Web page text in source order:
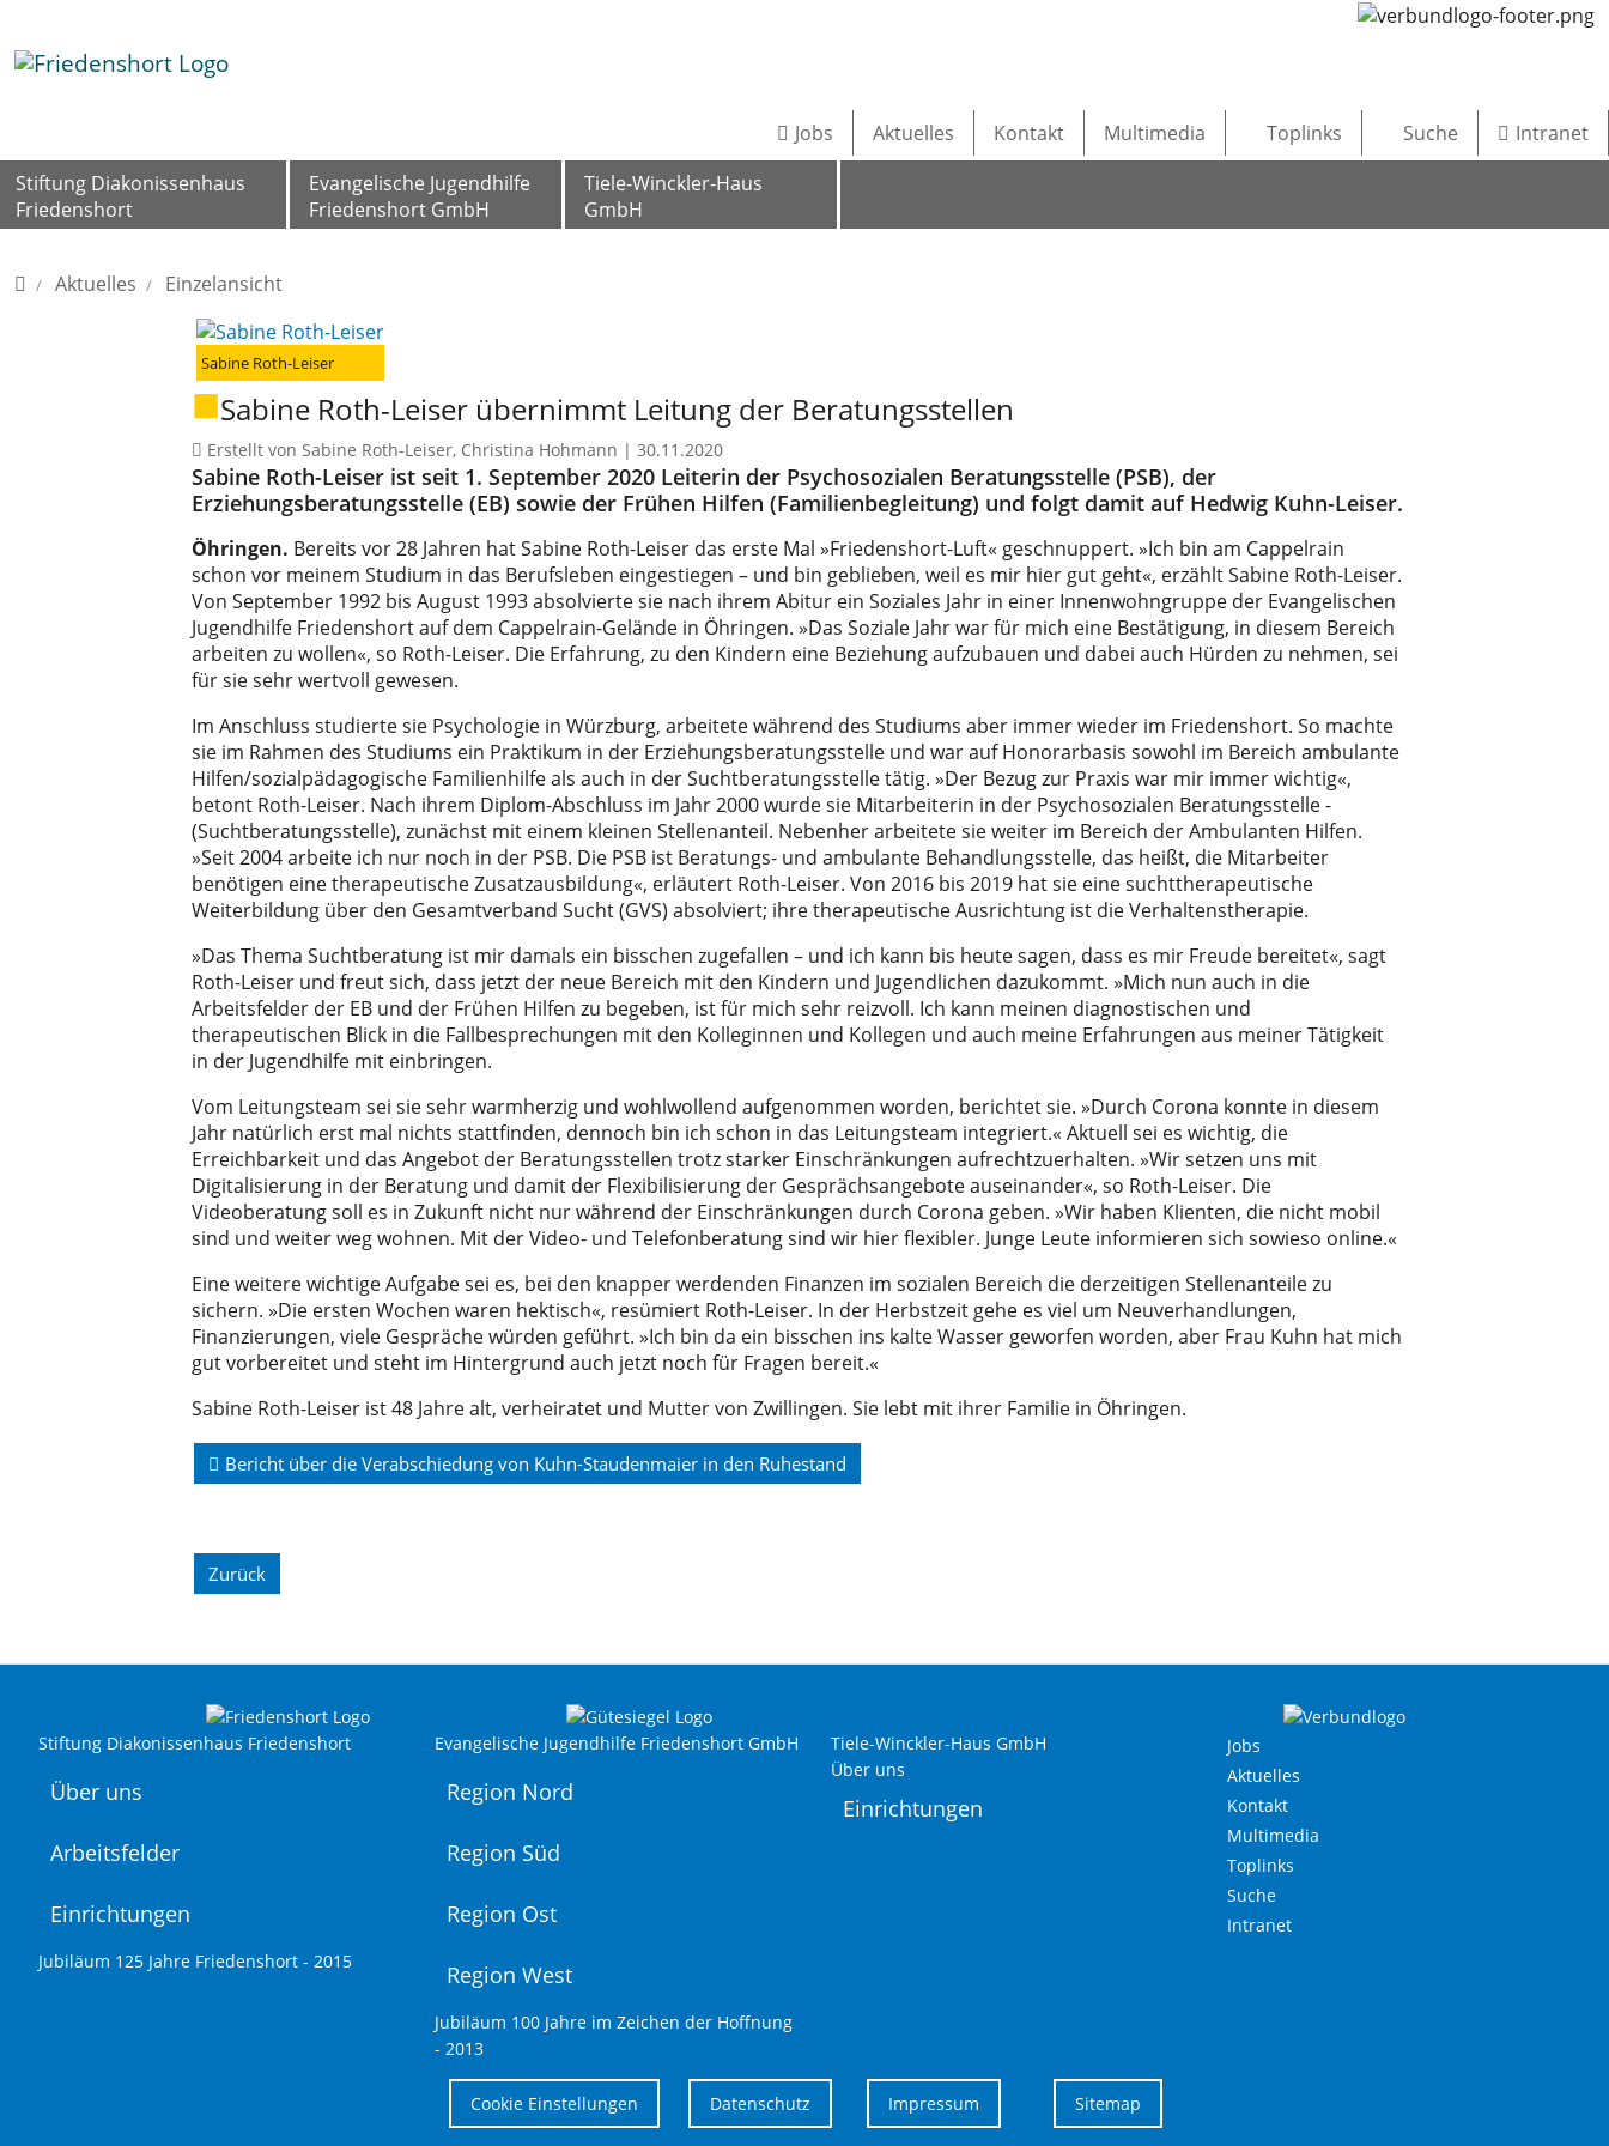
Stiftung Diakonissenhaus
Friedenshort
Evangelische Jugendhilfe
Friedenshort GmbH
Tiele-Winckler-Haus
GmbH
Jobs Aktuelles Kontakt Multimedia Toplinks Suche Intranet
Home
Aktuelles Einzelansicht
Sabine Roth-Leiser
Sabine Roth-Leiser übernimmt Leitung der Beratungsstellen
Erstellt von Sabine Roth-Leiser, Christina Hohmann | 30.11.2020
Sabine Roth-Leiser ist seit 1. September 2020 Leiterin der Psychosozialen Beratungsstelle (PSB), der
Erziehungsberatungsstelle (EB) sowie der Frühen Hilfen (Familienbegleitung) und folgt damit auf Hedwig Kuhn-Leiser.
Öhringen. Bereits vor 28 Jahren hat Sabine Roth-Leiser das erste Mal »Friedenshort-Luft« geschnuppert. »Ich bin am Cappelrain
schon vor meinem Studium in das Berufsleben eingestiegen – und bin geblieben, weil es mir hier gut geht«, erzählt Sabine Roth-Leiser.
Von September 1992 bis August 1993 absolvierte sie nach ihrem Abitur ein Soziales Jahr in einer ­Innenwohngruppe der Evangelischen
Jugendhilfe Friedenshort auf dem Cappelrain-Gelände in Öhringen. »Das Soziale Jahr war für mich eine Bestätigung, in diesem Bereich
arbeiten zu wollen«, so Roth-Leiser. Die Erfahrung, zu den Kindern eine Beziehung aufzubauen und dabei auch Hürden zu nehmen, sei
für sie sehr wertvoll gewesen.
Im Anschluss studierte sie Psychologie in Würzburg, arbeitete während des Studiums aber immer wieder im Friedenshort. So machte
sie im Rahmen des Studiums ein Praktikum in der Erziehungsberatungsstelle und war auf Honorarbasis sowohl im Bereich ambulante
Hilfen/sozialpädagogische Familienhilfe als auch in der Suchtberatungsstelle tätig. »Der Bezug zur Praxis war mir immer wichtig«,
betont Roth-Leiser. Nach ihrem Diplom-Abschluss im Jahr 2000 wurde sie Mitarbeiterin in der Psychosozialen Beratungsstelle ­
(Suchtberatungsstelle), zunächst mit einem kleinen Stellenanteil. Nebenher arbeitete sie weiter im Bereich der Ambulanten Hilfen.
»Seit 2004 arbeite ich nur noch in der PSB. Die PSB ist Beratungs- und ambulante Behandlungsstelle, das heißt, die Mitarbeiter
benötigen eine therapeutische Zusatzausbildung«, erläutert Roth-Leiser. Von 2016 bis 2019 hat sie eine suchttherapeutische
Weiterbildung über den Gesamtverband Sucht (GVS) absolviert; ihre therapeutische Ausrichtung ist die Verhaltenstherapie.
»Das Thema Suchtberatung ist mir damals ein bisschen zugefallen – und ich kann bis heute sagen, dass es mir Freude bereitet«, sagt
Roth-Leiser und freut sich, dass jetzt der neue Bereich mit den Kindern und Jugendlichen dazukommt. »Mich nun auch in die
Arbeitsfelder der EB und der Frühen Hilfen zu begeben, ist für mich sehr reizvoll. Ich kann meinen diagnostischen und
therapeutischen Blick in die Fallbesprechungen mit den Kolleginnen und Kollegen und auch meine Erfahrungen aus meiner Tätigkeit
in der Jugendhilfe mit einbringen.
Vom Leitungsteam sei sie sehr warmherzig und wohlwollend aufgenommen worden, berichtet sie. »Durch Corona konnte in diesem
Jahr natürlich erst mal nichts stattfinden, dennoch bin ich schon in das Leitungsteam integriert.« Aktuell sei es wichtig, die
Erreichbarkeit und das Angebot der Beratungsstellen trotz starker Einschränkungen aufrechtzuerhalten. »Wir setzen uns mit
Digitalisierung in der Beratung und damit der Flexibilisierung der Gesprächsangebote auseinander«, so Roth-Leiser. Die
Videoberatung soll es in Zukunft nicht nur während der Einschränkungen durch Corona geben. »Wir haben Klienten, die nicht mobil
sind und weiter weg wohnen. Mit der Video- und Telefonberatung sind wir hier flexibler. Junge Leute informieren sich sowieso online.«
Eine weitere wichtige Aufgabe sei es, bei den knapper werdenden Finanzen im sozialen Bereich die derzeitigen Stellenanteile zu
sichern. »Die ersten Wochen waren hektisch«, resümiert Roth-Leiser. In der Herbstzeit gehe es viel um Neuverhandlungen,
Finanzierungen, viele ­Gespräche würden geführt. »Ich bin da ein bisschen ins kalte Wasser geworfen worden, aber Frau Kuhn hat mich
gut vorbereitet und steht im Hintergrund auch jetzt noch für Fragen bereit.«
Sabine Roth-Leiser ist 48 Jahre alt, verheiratet und Mutter von Zwillingen. Sie lebt mit ihrer Familie in Öhringen.
Bericht über die Verabschiedung von Kuhn-Staudenmaier in den Ruhestand
Zurück
Stiftung Diakonissenhaus Friedenshort
Über uns
Arbeitsfelder
Einrichtungen
Jubiläum 125 Jahre Friedenshort - 2015
Evangelische Jugendhilfe Friedenshort GmbH
Region Nord
Region Süd
Region Ost
Region West
Jubiläum 100 Jahre im Zeichen der Hoffnung
- 2013
Tiele-Winckler-Haus GmbH
Über uns
Einrichtungen
Jobs
Aktuelles
Kontakt
Multimedia
Toplinks
Suche
Intranet
Cookie Einstellungen Datenschutz Impressum Sitemap